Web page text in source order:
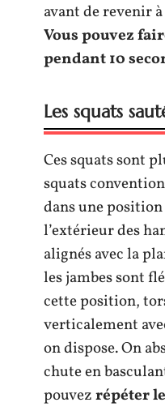
avant de revenir
Vous pouvez
pendant 10
Les squats
Ces squats sont
squats
dans une position
l’extérieur des
alignés avec la
les jambes sont
cette position,
verticalement
on dispose. On
chute en
pouvezrépéter